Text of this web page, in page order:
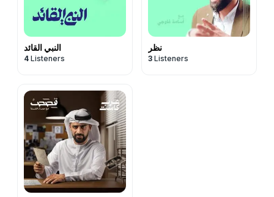
النبي القائد
4 Listeners
نظر
3 Listeners